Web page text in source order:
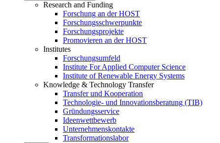
Research and Funding
Forschung an der HOST
Forschungsschwerpunkte
Forschungsprojekte
Promovieren an der HOST
Institutes
Forschungsumfeld
Institute For Applied Computer Science
Institute of Renewable Energy Systems
Knowledge & Technology Transfer
Transfer und Kooperation
Technologie- und Innovationsberatung (TIB)
Gründungsservice
Ideenwettbewerb
Unternehmenskontakte
Transformationslabor